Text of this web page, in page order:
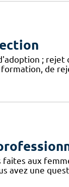
;
de
aux
avez une